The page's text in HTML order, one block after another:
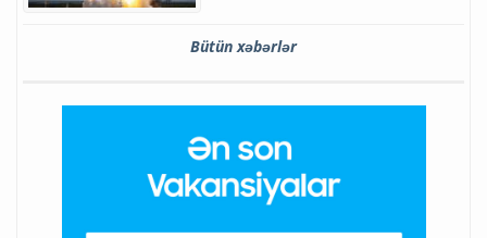
Bütün xəbərlər